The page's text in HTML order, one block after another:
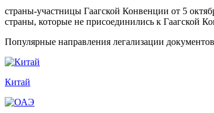
страны-участницы Гаагской Конвенции от 5
страны, которые не присоединились к Гаагской
Популярные направления легализации документов
Китай